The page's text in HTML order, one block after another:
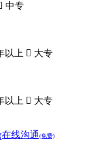
中专
以上  大专
以上  大专
在线沟通(免费)